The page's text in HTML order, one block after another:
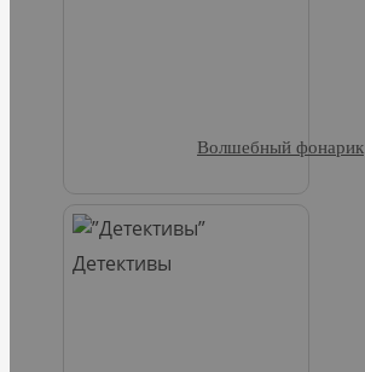
Детективы
Волшебный фонарик